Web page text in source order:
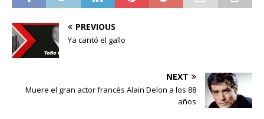
PREVIOUS
Ya cantó el gallo
NEXT
Muere el gran actor francés Alain Delon a los 88
años